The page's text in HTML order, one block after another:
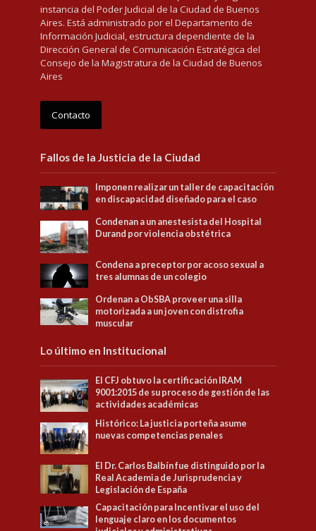
instancia del Poder Judicial de la Ciudad de Buenos
Aires. Está administrado por el Departamento de
Información Judicial, estructura dependiente de la
Dirección General de Comunicación Estratégica del
Consejo de la Magistratura de la Ciudad de Buenos
Aires
Contacto
Fallos de la Justicia de la Ciudad
Imponen realizar un taller de capacitación
en discapacidad diseñado para el caso
Condenan a un anestesista del Hospital
Durand por violencia obstétrica
Condena a preceptor por acoso sexual a
tres alumnas de un colegio
Ordenan a ObSBA proveer una silla
motorizada a un joven con distrofia
muscular
Lo último en Institucional
El CFJ obtuvo la certificación IRAM
9001:2015 de su proceso de gestión de las
actividades académicas
Histórico: La justicia porteña asume
nuevas competencias penales
El Dr. Carlos Balbín fue distinguido por la
Real Academia de Jurisprudencia y
Legislación de España
Capacitación para Incentivar el uso del
lenguaje claro en los documentos